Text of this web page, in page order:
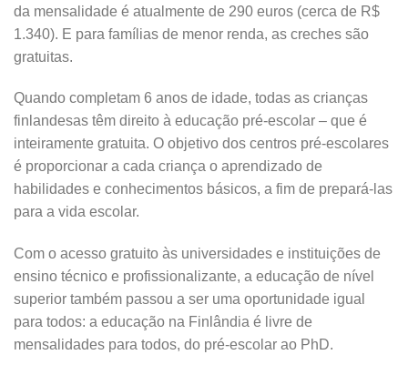
da mensalidade é atualmente de 290 euros (cerca de R$
1.340). E para famílias de menor renda, as creches são
gratuitas.
Quando completam 6 anos de idade, todas as crianças
finlandesas têm direito à educação pré-escolar – que é
inteiramente gratuita. O objetivo dos centros pré-escolares
é proporcionar a cada criança o aprendizado de
habilidades e conhecimentos básicos, a fim de prepará-las
para a vida escolar.
Com o acesso gratuito às universidades e instituições de
ensino técnico e profissionalizante, a educação de nível
superior também passou a ser uma oportunidade igual
para todos: a educação na Finlândia é livre de
mensalidades para todos, do pré-escolar ao PhD.